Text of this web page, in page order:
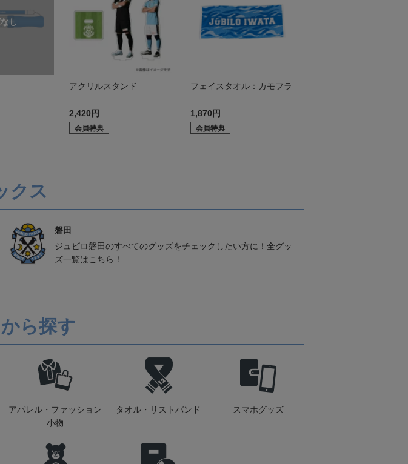
アクリルスタンド
2,420円
会員特典
フェイスタオル：カモフラ
1,870円
会員特典
クス
磐田
ジュビロ磐田のすべてのグッズをチェックしたい方に！全グッ
ズ一覧はこちら！
ら探す
アパレル・ファッション
小物
タオル・リストバンド スマホグッズ